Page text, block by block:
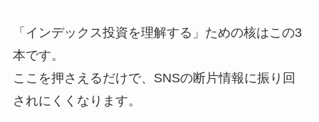
「インデックス投資を理解する」ための核はこの3
本です。
ここを押さえるだけで、SNSの断片情報に振り回
されにくくなります。